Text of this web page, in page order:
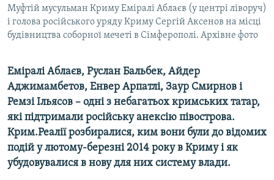
Муфтій мусульман Криму Еміралі Аблаєв (у центрі ліворуч)
і голова російського уряду Криму Сергій Аксенов на місці
будівництва соборної мечеті в Сімферополі. Архівне фото
Еміралі Аблаєв, Руслан Бальбек, Айдер
Аджимамбетов, Енвер Арпатлі, Заур Смирнов і
Ремзі Ільясов – одні з небагатьох кримських татар,
які підтримали російську анексію півострова.
Крим.Реалії розбиралися, ким вони були до відомих
подій у лютому-березні 2014 року в Криму і як
убудовувалися в нову для них систему влади.